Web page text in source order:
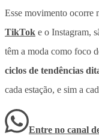
Esse movimento ocorre
TikTok e o Instagram,
têm a moda como foco
ciclos de tendências
cada estação, e sim a
Entre no canal